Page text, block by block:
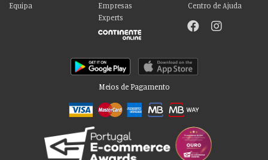
Equipa
Empresas
Experts
Centro de Ajuda
Meios de Pagamento